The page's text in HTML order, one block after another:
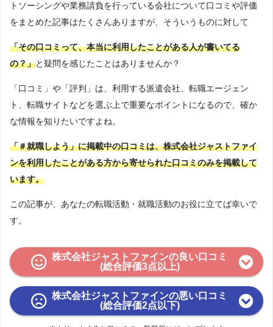
トソーシングや業務請負を行っている会社について口コミや評価
をまとめた記事はたくさんありますが、そういうものに対して
「その口コミって、本当に利用したことがある人が書いてる
の？」と疑問を感じたことはありませんか？
「口コミ」や「評判」は、利用する派遣会社、転職エージェン
ト、転職サイトなどを選ぶ上で重要なポイントになるので、確か
な情報を知りたいですよね。
「＃就職しよう」に掲載中の口コミは、株式会社ジャストファイ
ンを利用したことがある方から寄せられた口コミのみを掲載して
います。
この記事が、あなたの転職活動・就職活動のお役に立てば幸いで
す。
株式会社ジャストファインの良い口コミ
(総合評価3点以上)
株式会社ジャストファインの悪い口コミ
(総合評価2点以下)